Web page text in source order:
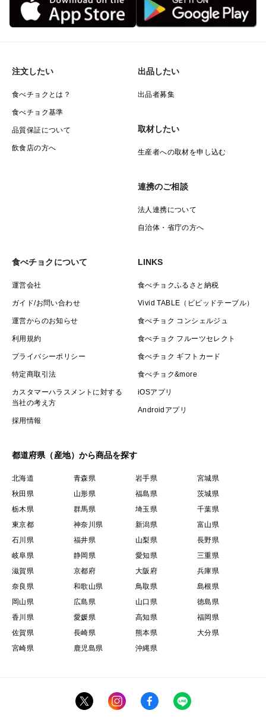
目にする機会はあまりないと思います。小売店で取り扱
なと出品しました。
▼【じゅんさいの食べ方】▼
さいですが、実は食べ方はとっても簡単！
をかけて食べることも多いです。
ではこれが常識！季節の風物詩なのです。（お鍋に入れ
るなら特撰品より普通のじゅんさいの方が良いかも！）
更には味噌汁やお吸い物の具に。冷たいスープにも良い
注文したい
食べチョクとは？
食べチョク基準
品質保証について
飲食店の方へ
出品したい
出品者募集
取材したい
生産者への取材を申し込む
連携のご相談
法人連携について
自治体・省庁の方へ
食べチョクについて
運営会社
ガイド/お問い合わせ
運営からのお知らせ
利用規約
プライバシーポリシー
特定商取引法
カスタマーハラスメントに対する
当社の考え方
採用情報
LINKS
食べチョクふるさと納税
Vivid TABLE（ビビッドテーブル）
食べチョク コンシェルジュ
食べチョク フルーツセレクト
食べチョク ギフトカード
食べチョク&more
iOSアプリ
Androidアプリ
都道府県（産地）から商品を探す
北海道 青森県 岩手県
宮城県
秋田県
山形県 福島県
茨城県
栃木県
群馬県 埼玉県
千葉県
東京都
神奈川県 新潟県
富山県
石川県
福井県 山梨県
長野県
岐阜県
静岡県 愛知県
三重県
滋賀県
京都府 大阪府
兵庫県
奈良県
和歌山県 鳥取県
島根県
岡山県
広島県 山口県
徳島県
香川県
愛媛県 高知県
福岡県
佐賀県
長崎県 熊本県
大分県
宮崎県
鹿児島県 沖縄県